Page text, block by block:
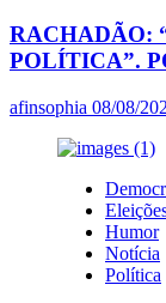
RACHADÃO:
POLÍTICA”.
afinsophia 08/08/
Humor
Notícia
Política